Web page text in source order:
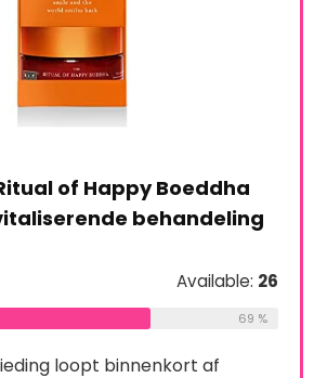
of Happy Boeddha
behandeling
Available: 26
69 %
loopt binnenkort af